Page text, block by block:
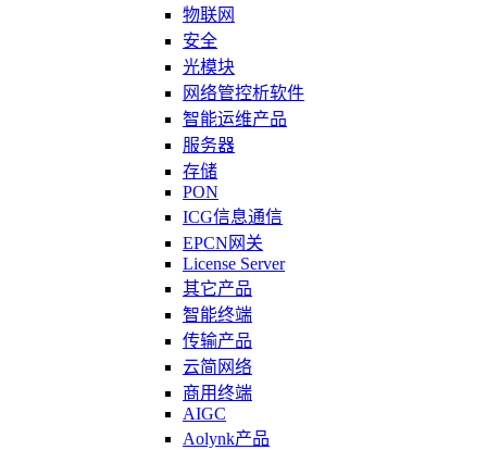
物联网
安全
光模块
网络管控析软件
智能运维产品
服务器
存储
PON
ICG信息通信
EPCN网关
License Server
其它产品
智能终端
传输产品
云简网络
商用终端
AIGC
Aolynk产品